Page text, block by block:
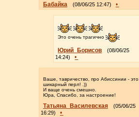
Бабайка (08/06/25 12:47) •
Это очень трагично
Юрий_Борисов
(08/06/25
14:24)
•
Ваше, тавричество, про Абиссинии - это
шикарный перл! .))
И ваще очень смешно.
Юра, Спасибо, за настроение!
Татьяна_Василевская
(05/06/25
16:29)
•